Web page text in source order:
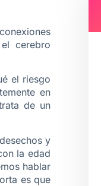
cerebro
el riesgo
en
de un
y
la edad
hablar
es que